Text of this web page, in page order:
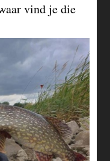
vind je die